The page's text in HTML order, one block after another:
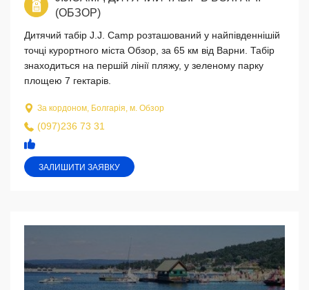
(ОБЗОР)
Дитячий табір J.J. Camp розташований у найпівденнішій
точці курортного міста Обзор, за 65 км від Варни. Табір
знаходиться на першій лінії пляжу, у зеленому парку
площею 7 гектарів.
За кордоном, Болгарія, м. Обзор
(097)236 73 31
ЗАЛИШИТИ ЗАЯВКУ